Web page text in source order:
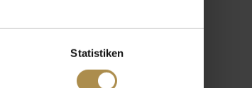
Statistiken